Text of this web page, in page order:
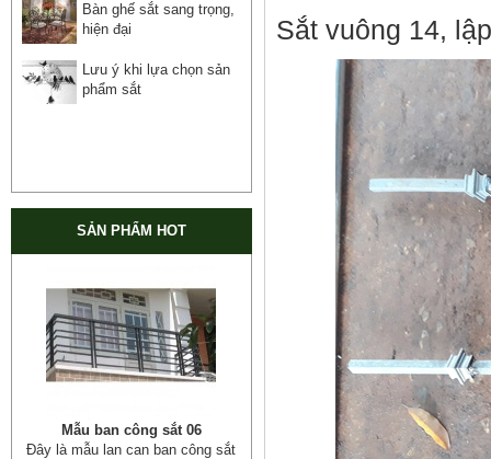
Bàn ghế sắt sang trọng,
hiện đại
Lưu ý khi lựa chọn sản
phẩm sắt
SẢN PHẨM HOT
Mẫu ban công sắt 06
Đây là mẫu lan can ban công sắt
Sắt vuông 14,